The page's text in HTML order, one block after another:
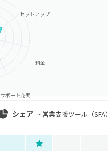
セットアップ
料金
サポート充実
シェア ~ 営業支援ツール（SFA）